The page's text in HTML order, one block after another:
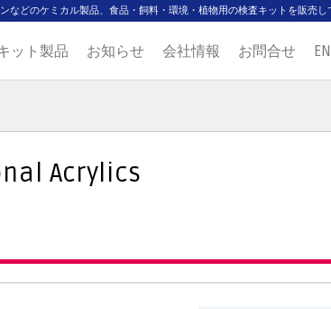
などのケミカル製品、食品・飼料・環境・植物用の検査キットを販売し
ット製品 お知らせ 会社情報 お問合せ
Acrylics